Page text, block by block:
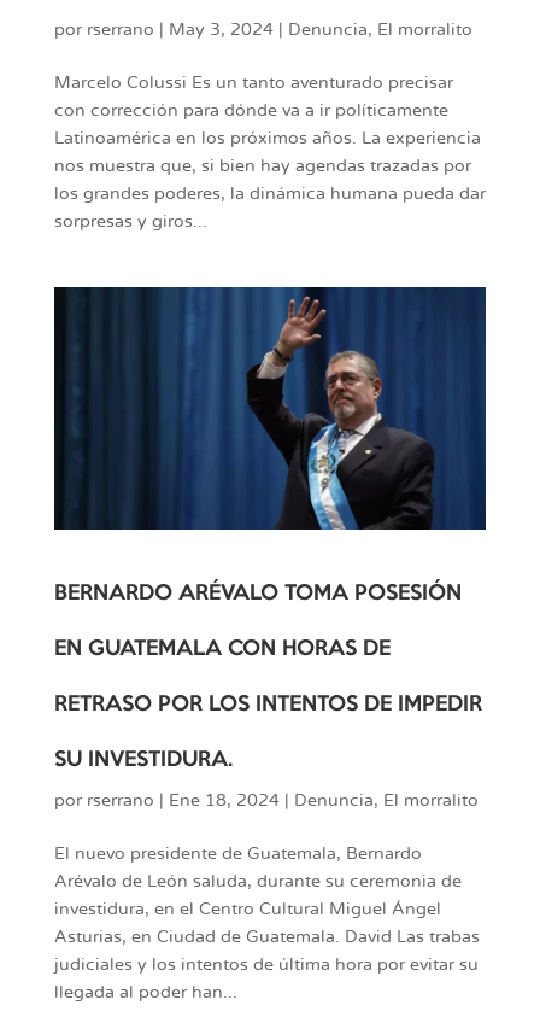
por rserrano May 3, 2024| Denuncia, El morralito
Marcelo Colussi Es un tanto aventurado precisar
con corrección para dónde va a ir políticamente
Latinoamérica en los próximos años. La experiencia
nos muestra que, si bien hay agendas trazadas por
los grandes poderes, la dinámica humana pueda dar
sorpresas y giros...
BERNARDO ARÉVALO TOMA POSESIÓN
EN GUATEMALA CON HORAS DE
RETRASO POR LOS INTENTOS DE IMPEDIR
SU INVESTIDURA.
por rserrano Ene 18, 2024| Denuncia, El morralito
El nuevo presidente de Guatemala, Bernardo
Arévalo de León saluda, durante su ceremonia de
investidura, en el Centro Cultural Miguel Ángel
Asturias, en Ciudad de Guatemala. David Las trabas
judiciales y los intentos de última hora por evitar su
llegada al poder han...